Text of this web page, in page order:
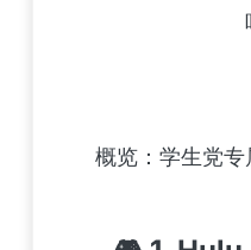
概览：学生党